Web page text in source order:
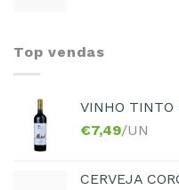
Top vendas
VINHO TINTO
€7,49/UN
CERVEJA